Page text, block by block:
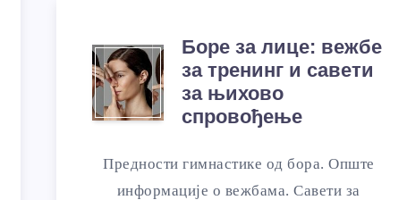
Боре за лице: вежбе
за тренинг и савети
за њихово
спровођење
Предности гимнастике од бора. Опште
информације о вежбама. Савети за